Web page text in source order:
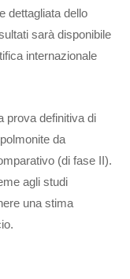
dettagliata dello
sarà disponibile
internazionale
prova definitiva di
da
(di fase II).
agli studi
una stima